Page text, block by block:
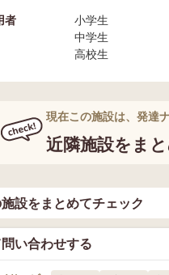
者
小学生
中学生
高校生
現在この施設は、発達
近隣施設をま
設をまとめてチェック
い合わせする